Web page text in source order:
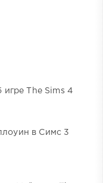
The Sims 4
в Симс 3